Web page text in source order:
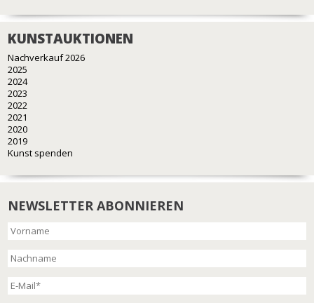
KUNSTAUKTIONEN
Nachverkauf 2026
2025
2024
2023
2022
2021
2020
2019
Kunst spenden
NEWSLETTER ABONNIEREN